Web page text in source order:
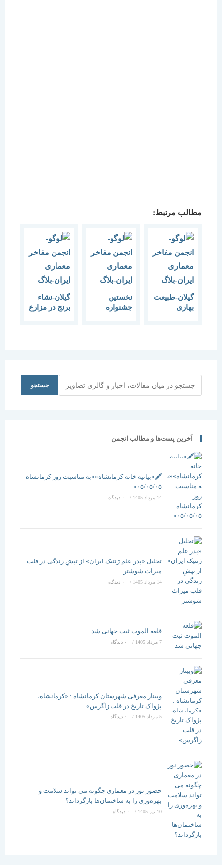
مطالب مرتبط:
گیلان-طبیعت
نخستین
جشنواره
گیلان-نشاء
برنج در مزارع
جستجو
آخرین پست‌ها و مطالب انجمن
🖋️«بیانیه خانه کرمانشاه»«به مناسبت روز کرمانشاه
۰۵/۰۵/۰۵»
/ ۰ دیدگاه
تجلیل «پدر علم ژنتیک ایران» از تپشِ زندگی در قلب
میراث شوشتر
14 مرداد 1405 / ۰ دیدگاه
قلعه الموت ثبت جهانی شد
/ ۰ دیدگاه
وبینار معرفی شهرستان کرمانشاه : «کرمانشاه،
پژواک تاریخ در قلب زاگرس»
5 مرداد 1405 / ۰ دیدگاه
حضور نور در معماری چگونه می تواند سلامت و
بهره‌وری را به ساختمان‌ها بازگرداند؟
/ ۰ دیدگاه